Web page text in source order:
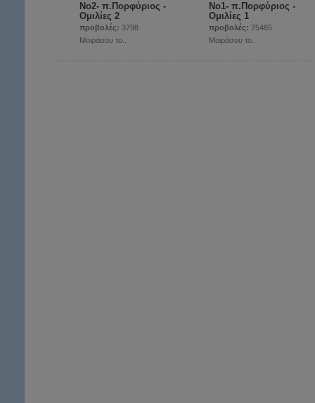
Νο2- π.Πορφύριος -
Ομιλίες 2
προβολές: 3798
Μοιράσου το..
Νο1- π.Πορφύριος -
Ομιλίες 1
προβολές: 75485
Μοιράσου το..